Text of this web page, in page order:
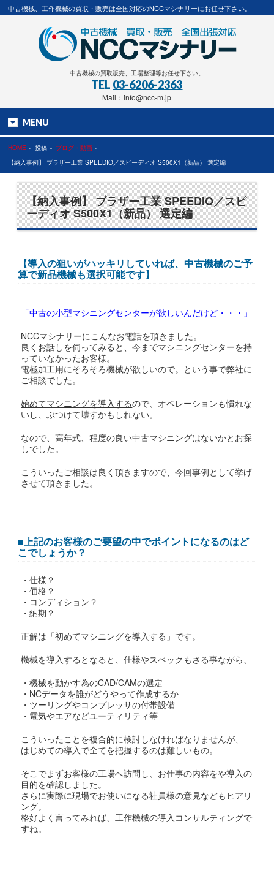
中古機械、工作機械の買取・販売は全国対応のNCCマシナリーにお任せ下さい。
中古機械の買取販売、工場整理等お任せ下さい。
TEL 03-6206-2363
Mail：info@ncc-m.jp
MENU
HOME » 投稿 » ブログ・動画 »
【納入事例】 ブラザー工業 SPEEDIO／スピーディオ S500X1（新品） 選定編
【納入事例】 ブラザー工業 SPEEDIO／スピ
ーディオ S500X1（新品） 選定編
【導入の狙いがハッキリしていれば、中古機械のご予
算で新品機械も選択可能です】
「中古の小型マシニングセンターが欲しいんだけど・・・」
NCCマシナリーにこんなお電話を頂きました。
良くお話しを伺ってみると、今までマシニングセンターを持
っていなかったお客様。
電極加工用にそろそろ機械が欲しいので。という事で弊社に
ご相談でした。
始めてマシニングを導入するので、オペレーションも慣れな
いし、ぶつけて壊すかもしれない。
なので、高年式、程度の良い中古マシニングはないかとお探
しでした。
こういったご相談は良く頂きますので、今回事例として挙げ
させて頂きました。
■上記のお客様のご要望の中でポイントになるのはど
こでしょうか？
・仕様？
・価格？
・コンディション？
・納期？
正解は「初めてマシニングを導入する」です。
機械を導入するとなると、仕様やスペックもさる事ながら、
・機械を動かす為のCAD/CAMの選定
・NCデータを誰がどうやって作成するか
・ツーリングやコンプレッサの付帯設備
・電気やエアなどユーティリティ等
こういったことを複合的に検討しなければなりませんが、
はじめての導入で全てを把握するのは難しいもの。
そこでまずお客様の工場へ訪問し、お仕事の内容をや導入の
目的を確認しました。
さらに実際に現場でお使いになる社員様の意見などもヒアリ
ング。
格好よく言ってみれば、工作機械の導入コンサルティングで
すね。